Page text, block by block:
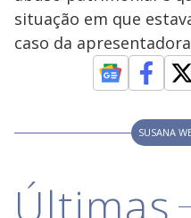
i
M
u
d
o
situação em que
caso da
SUSANA
Últimas